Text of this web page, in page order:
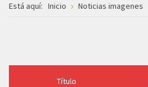
Está aquí: Inicio Noticias imagenes
Título